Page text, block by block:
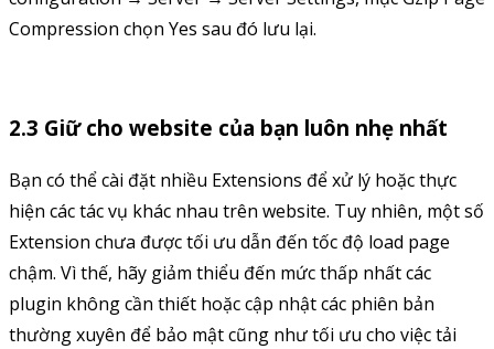
Compression chọn Yes sau đó lưu lại.
2.3 Giữ cho website của bạn luôn nhẹ nhất
Bạn có thể cài đặt nhiều Extensions để xử lý hoặc thực
hiện các tác vụ khác nhau trên website. Tuy nhiên, một số
Extension chưa được tối ưu dẫn đến tốc độ load page
chậm. Vì thế, hãy giảm thiểu đến mức thấp nhất các
plugin không cần thiết hoặc cập nhật các phiên bản
thường xuyên để bảo mật cũng như tối ưu cho việc tải